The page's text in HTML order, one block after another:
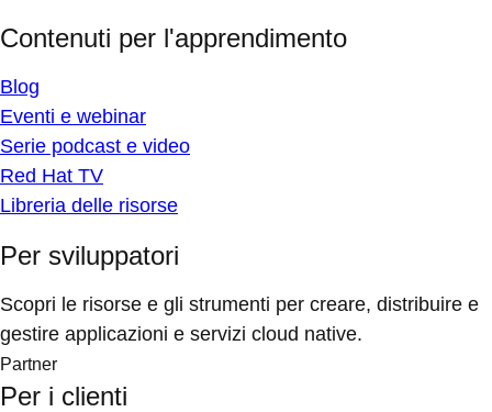
Contenuti per l'apprendimento
Blog
Eventi e webinar
Serie podcast e video
Red Hat TV
Libreria delle risorse
Per sviluppatori
Scopri le risorse e gli strumenti per creare, distribuire e
gestire applicazioni e servizi cloud native.
Partner
Per i clienti